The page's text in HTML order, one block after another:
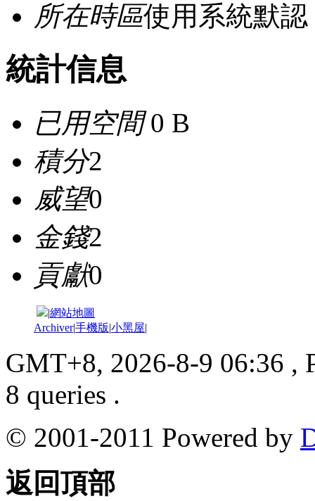
所在時區使用系統默認
統計信息
已用空間0 B
積分2
威望0
金錢2
貢獻0
|網站地圖
Archiver|手機版|小黑屋|
GMT+8, 2026-8-9 06:36 ,
8 queries .
© 2001-2011 Powered by
返回頂部